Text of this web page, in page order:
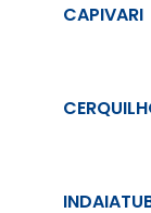
CAPIVARI